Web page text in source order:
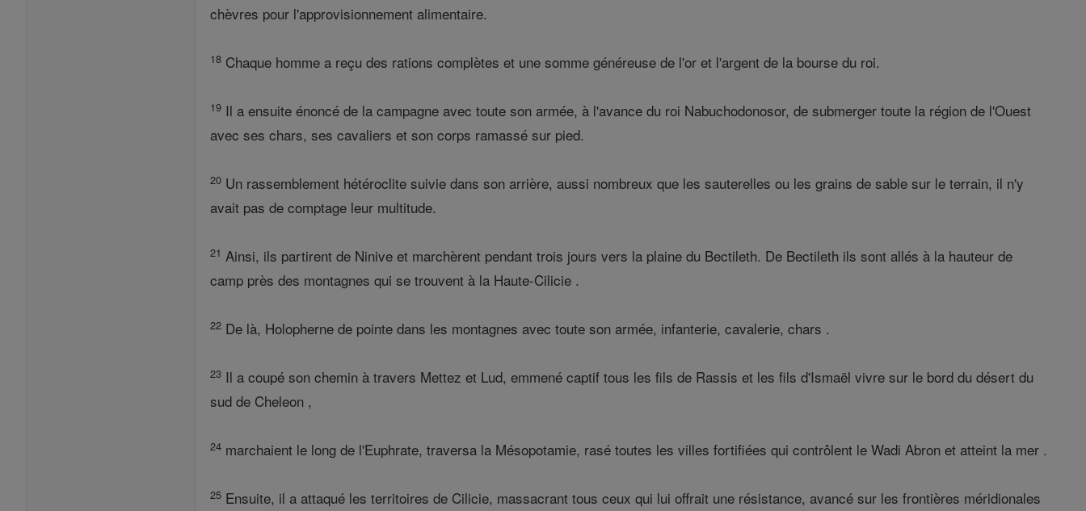
chèvres pour l'approvisionnement alimentaire.
18 Chaque homme a reçu des rations complètes et une somme généreuse de l'or et l'argent de la bourse du roi.
19 Il a ensuite énoncé de la campagne avec toute son armée, à l'avance du roi Nabuchodonosor, de submerger toute la région de l'Ouest
avec ses chars, ses cavaliers et son corps ramassé sur pied.
20 Un rassemblement hétéroclite suivie dans son arrière, aussi nombreux que les sauterelles ou les grains de sable sur le terrain, il n'y
avait pas de comptage leur multitude.
21 Ainsi, ils partirent de Ninive et marchèrent pendant trois jours vers la plaine du Bectileth. De Bectileth ils sont allés à la hauteur de
camp près des montagnes qui se trouvent à la Haute-Cilicie .
22 De là, Holopherne de pointe dans les montagnes avec toute son armée, infanterie, cavalerie, chars .
23 Il a coupé son chemin à travers Mettez et Lud, emmené captif tous les fils de Rassis et les fils d'Ismaël vivre sur le bord du désert du
sud de Cheleon ,
24 marchaient le long de l'Euphrate, traversa la Mésopotamie, rasé toutes les villes fortifiées qui contrôlent le Wadi Abron et atteint la mer .
25 Ensuite, il a attaqué les territoires de Cilicie, massacrant tous ceux qui lui offrait une résistance, avancé sur les frontières méridionales